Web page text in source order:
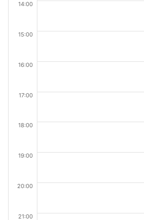
14:00
15:00
16:00
17:00
18:00
19:00
20:00
21:00